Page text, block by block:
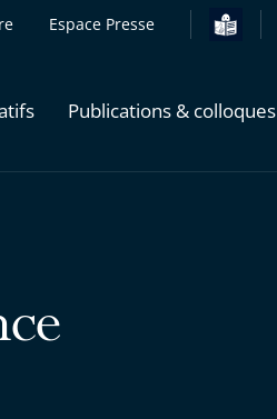
Espace Presse
Publications & colloques